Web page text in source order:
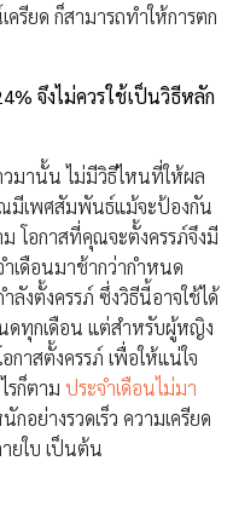
รียด ก็สามารถทำให้การตก
จึงไม่ควรใช้เป็นวิธีหลัก
วมานั้น ไม่มีวิธีไหนที่ให้ผล
มีเพศสัมพันธ์แม้จะป้องกัน
โอกาสที่คุณจะตั้งครรภ์จึงมี
เดือนมาช้ากว่ากำหนด
งตั้งครรภ์ ซึ่งวิธีนี้อาจใช้ได้
ดทุกเดือน แต่สำหรับผู้หญิง
าสตั้งครรภ์ เพื่อให้แน่ใจ
รก็ตาม ประจำเดือนไม่มา
อย่างรวดเร็ว ความเครียด
ยใบ เป็นต้น